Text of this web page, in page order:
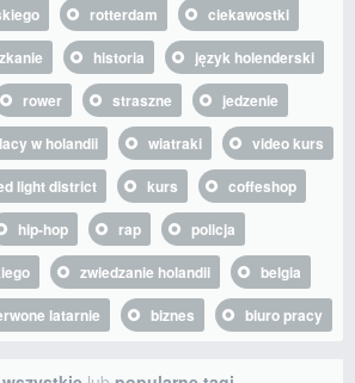
rotterdam
ciekawostki
historia
język holenderski
rower straszne
jedzenie
w holandii wiatraki
video kurs
light district kurs
coffeshop
hip-hop rap
policja
zwiedzanie holandii
belgia
latarnie biznes biuro pracy